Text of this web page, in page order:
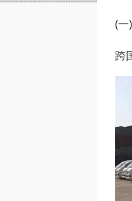
(一
跨